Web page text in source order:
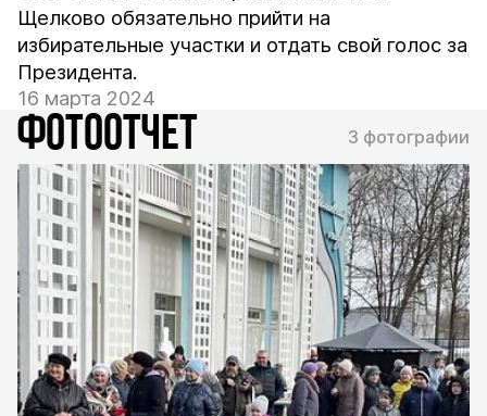
Щелково обязательно прийти на
избирательные участки и отдать свой голос за
Президента.
16 марта 2024
ФОТООТЧЕТ 3 фотографии